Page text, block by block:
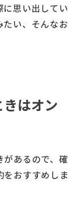
思い出してい
い、そんなお
はオン
があるので、確
おすすめしま